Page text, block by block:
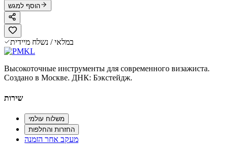
הוסף למגש
במלאי / נשלח מיידית
Высокоточные инструменты для современного визажиста.
Создано в Москве. ДНК: Бэкстейдж.
שירות
משלוח עולמי
החזרות והחלפות
מעקב אחר הזמנה